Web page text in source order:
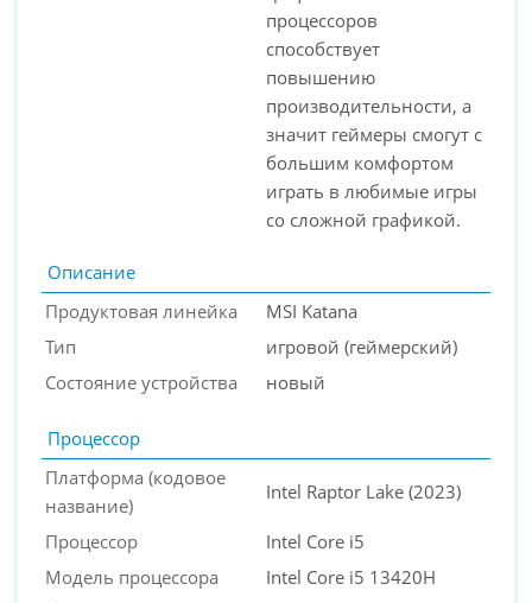
процессоров
способствует
повышению
производительности, а
значит геймеры смогут с
большим комфортом
играть в любимые игры
со сложной графикой.
Описание
Продуктовая линейка
MSI Katana
Тип
игровой (геймерский)
Состояние устройства
новый
Процессор
Платформа (кодовое
название)
Intel Raptor Lake (2023)
Процессор
Intel Core i5
Модель процессора
Intel Core i5 13420H